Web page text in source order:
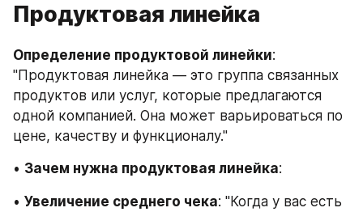
Продуктовая линейка
Определение продуктовой линейки:
"Продуктовая линейка — это группа связанных
продуктов или услуг, которые предлагаются
одной компанией. Она может варьироваться по
цене, качеству и функционалу."
• Зачем нужна продуктовая линейка:
• Увеличение среднего чека: "Когда у вас есть